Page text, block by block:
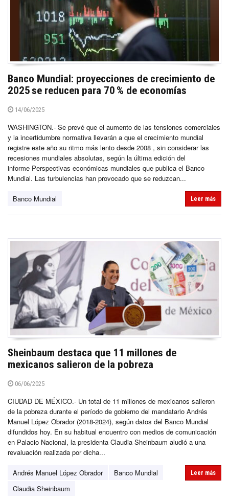
Banco Mundial: proyecciones de crecimiento de
2025 se reducen para 70 % de economías
14/06/2025
WASHINGTON.- Se prevé que el aumento de las tensiones comerciales
y la incertidumbre normativa llevarán a que el crecimiento mundial
registre este año su ritmo más lento desde 2008 , sin considerar las
recesiones mundiales absolutas, según la última edición del
informe Perspectivas económicas mundiales que publica el Banco
Mundial. Las turbulencias han provocado que se reduzcan...
Banco Mundial Leer más
Sheinbaum destaca que 11 millones de
mexicanos salieron de la pobreza
06/06/2025
CIUDAD DE MÉXICO.- Un total de 11 millones de mexicanos salieron
de la pobreza durante el período de gobierno del mandatario Andrés
Manuel López Obrador (2018-2024), según datos del Banco Mundial
difundidos hoy. En su habitual encuentro con medios de comunicación
en Palacio Nacional, la presidenta Claudia Sheinbaum aludió a una
revaluación realizada por dicha...
Andrés Manuel López Obrador
Banco Mundial
Claudia Sheinbaum
Leer más